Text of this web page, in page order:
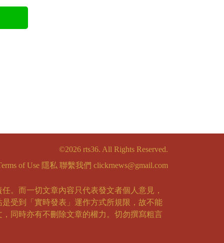
©2026 rts36. All Rights Reserved.
of Use 隱私 聯繫我們 clickrnews@gmail.com
。而一切文章內容只代表發文者個人意見，
受到「實時發表」運作方式所規限，故不能
同時亦有不刪除文章的權力。切勿撰寫粗言